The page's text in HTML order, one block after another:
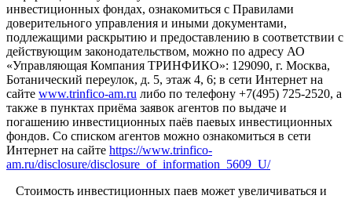
инвестиционных фондах, ознакомиться с Правилами
доверительного управления и иными документами,
подлежащими раскрытию и предоставлению в соответствии с
действующим законодательством, можно по адресу АО
«Управляющая Компания ТРИНФИКО»: 129090, г. Москва,
Ботанический переулок, д. 5, этаж 4, 6; в сети Интернет на
сайте www.trinfico-аm.ru либо по телефону +7(495) 725-2520, а
также в пунктах приёма заявок агентов по выдаче и
погашению инвестиционных паёв паевых инвестиционных
фондов. Со списком агентов можно ознакомиться в сети
Интернет на сайте https://www.trinfico-
am.ru/disclosure/disclosure_of_information_5609_U/
Стоимость инвестиционных паев может увеличиваться и